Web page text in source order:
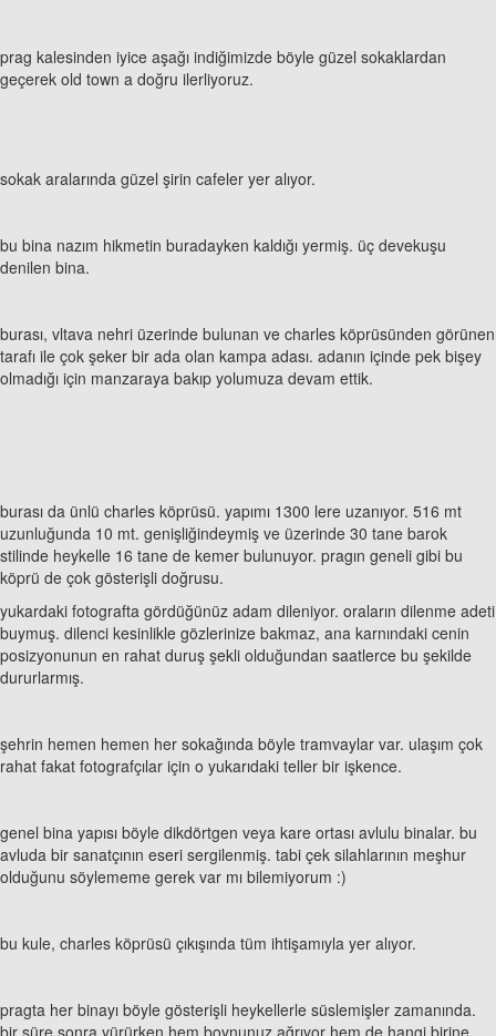
prag kalesinden iyice aşağı indiğimizde böyle güzel sokaklardan
geçerek old town a doğru ilerliyoruz.
sokak aralarında güzel şirin cafeler yer alıyor.
bu bina nazım hikmetin buradayken kaldığı yermiş. üç devekuşu
denilen bina.
burası, vltava nehri üzerinde bulunan ve charles köprüsünden görünen
tarafı ile çok şeker bir ada olan kampa adası. adanın içinde pek bişey
olmadığı için manzaraya bakıp yolumuza devam ettik.
burası da ünlü charles köprüsü. yapımı 1300 lere uzanıyor. 516 mt
uzunluğunda 10 mt. genişliğindeymiş ve üzerinde 30 tane barok
stilinde heykelle 16 tane de kemer bulunuyor. pragın geneli gibi bu
köprü de çok gösterişli doğrusu.
yukardaki fotografta gördüğünüz adam dileniyor. oraların dilenme adeti
buymuş. dilenci kesinlikle gözlerinize bakmaz, ana karnındaki cenin
posizyonunun en rahat duruş şekli olduğundan saatlerce bu şekilde
dururlarmış.
şehrin hemen hemen her sokağında böyle tramvaylar var. ulaşım çok
rahat fakat fotografçılar için o yukarıdaki teller bir işkence.
genel bina yapısı böyle dikdörtgen veya kare ortası avlulu binalar. bu
avluda bir sanatçının eseri sergilenmiş. tabi çek silahlarının meşhur
olduğunu söylememe gerek var mı bilemiyorum :)
bu kule, charles köprüsü çıkışında tüm ihtişamıyla yer alıyor.
pragta her binayı böyle gösterişli heykellerle süslemişler zamanında.
bir süre sonra yürürken hem boynunuz ağrıyor hem de hangi birine